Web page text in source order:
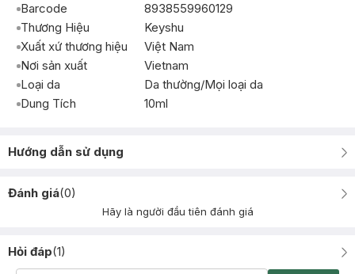
Barcode
8938559960129
Thương Hiệu
Keyshu
Xuất xứ thương hiệu
Việt Nam
Nơi sản xuất
Vietnam
Loại da
Da thường/Mọi loại da
Dung Tích
10ml
Hướng dẫn sử dụng
Đánh giá(0)
Hãy là người đầu tiên đánh giá
Hỏi đáp(1)